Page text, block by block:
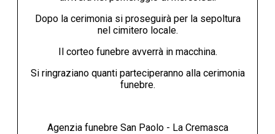
Dopo la cerimonia si proseguirà per la sepoltura
nel cimitero locale.
Il corteo funebre avverrà in macchina.
Si ringraziano quanti parteciperanno alla cerimonia
funebre.
Agenzia funebre San Paolo - La Cremasca